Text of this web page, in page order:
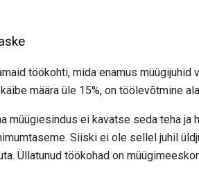
töökohti, mida enamus müügijuhid
määra üle 15%, on töölevõtmine
müügiesindus ei kavatse seda teha ja
Siiski ei ole sellel juhil
Üllatunud töökohad on